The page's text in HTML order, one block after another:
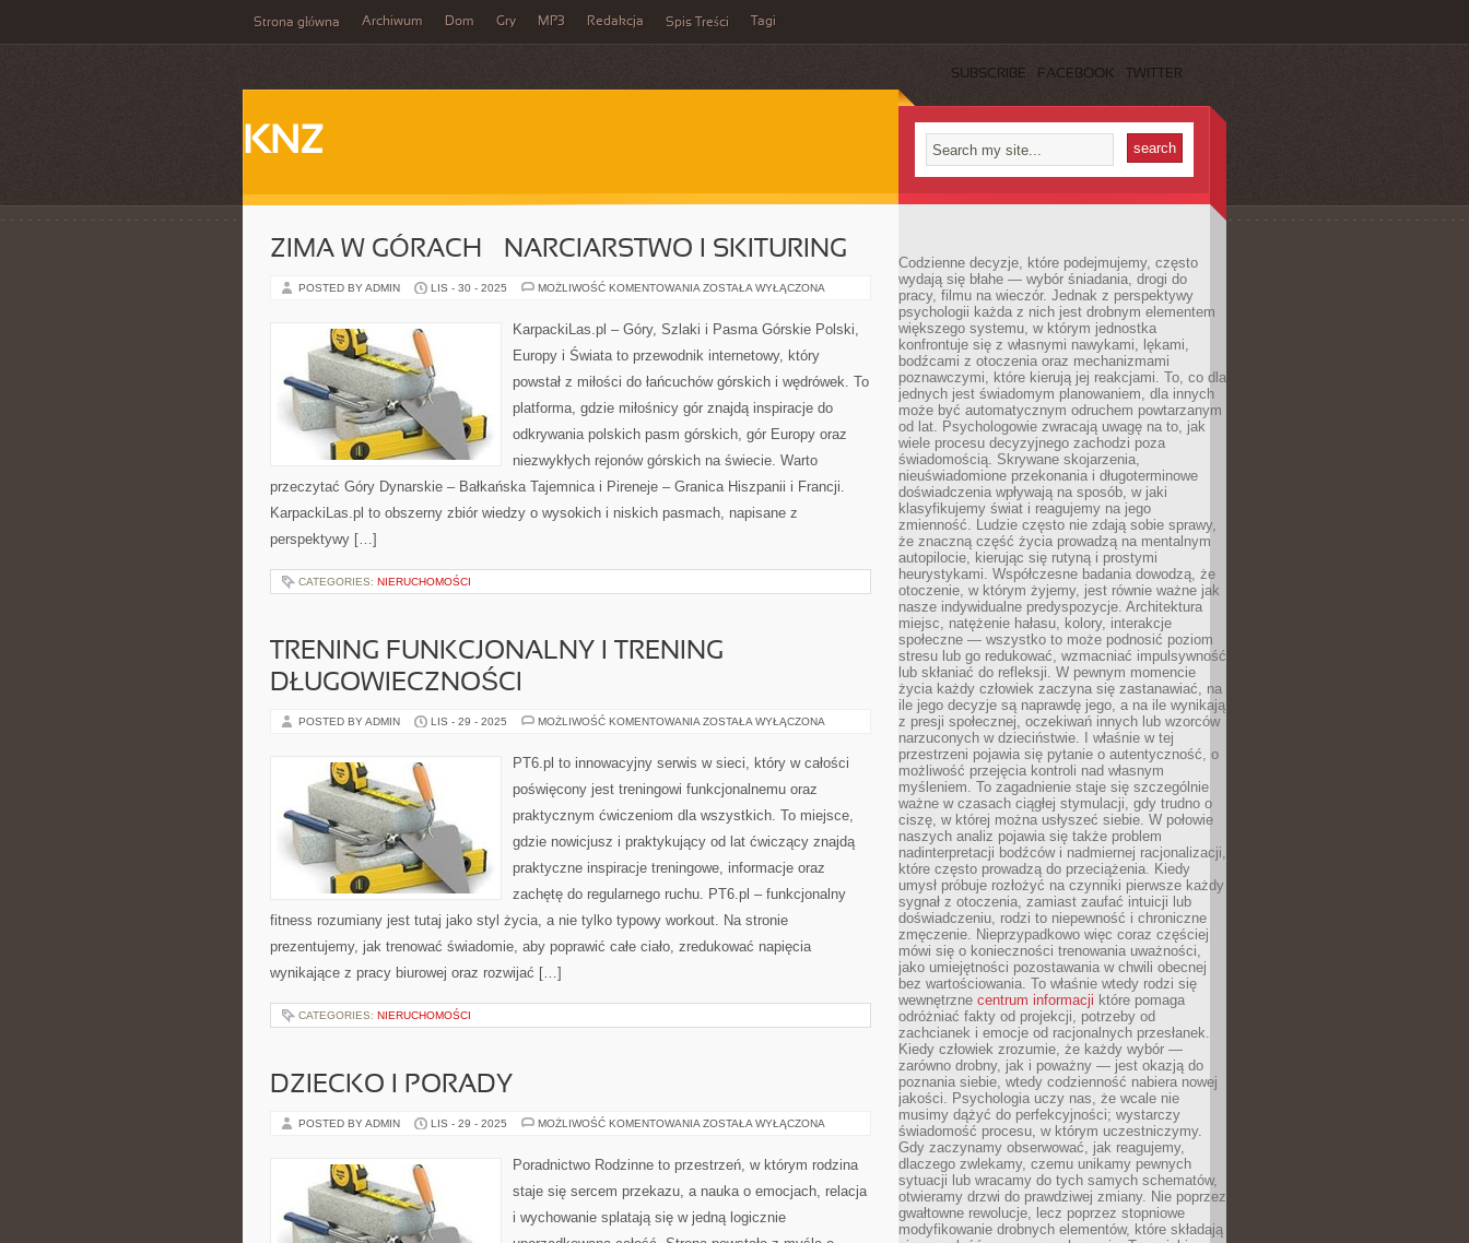
Strona główna Archiwum Dom Gry MP3 Redakcja Spis Treści Tagi
SUBSCRIBE FACEBOOK TWITTER
KNZ
ZIMA W GÓRACH – NARCIARSTWO I SKITURING
POSTED BY ADMIN LIS - 30 - 2025 MOŻLIWOŚĆ KOMENTOWANIA ZIMA
–
NARCIARSTWO
SKITURING
ZOSTAŁA WYŁĄCZONA
KarpackiLas.pl – Góry, Szlaki i Pasma Górskie Polski,
Europy i Świata to przewodnik internetowy, który
powstał z miłości do łańcuchów górskich i wędrówek. To
platforma, gdzie miłośnicy gór znajdą inspiracje do
odkrywania polskich pasm górskich, gór Europy oraz
niezwykłych rejonów górskich na świecie. Warto
przeczytać Góry Dynarskie – Bałkańska Tajemnica i Pireneje – Granica Hiszpanii i Francji.
KarpackiLas.pl to obszerny zbiór wiedzy o wysokich i niskich pasmach, napisane z
perspektywy […]
CATEGORIES: NIERUCHOMOŚCI
TRENING FUNKCJONALNY I TRENING
DŁUGOWIECZNOŚCI
POSTED BY ADMIN LIS - 29 - 2025 MOŻLIWOŚĆ KOMENTOWANIA TRENING
TRENING
DŁUGOWIECZNOŚCI
ZOSTAŁA WYŁĄCZONA
PT6.pl to innowacyjny serwis w sieci, który w całości
poświęcony jest treningowi funkcjonalnemu oraz
praktycznym ćwiczeniom dla wszystkich. To miejsce,
gdzie nowicjusz i praktykujący od lat ćwiczący znajdą
praktyczne inspiracje treningowe, informacje oraz
zachętę do regularnego ruchu. PT6.pl – funkcjonalny
fitness rozumiany jest tutaj jako styl życia, a nie tylko typowy workout. Na stronie
prezentujemy, jak trenować świadomie, aby poprawić całe ciało, zredukować napięcia
wynikające z pracy biurowej oraz rozwijać […]
CATEGORIES: NIERUCHOMOŚCI
DZIECKO I PORADY
POSTED BY ADMIN LIS - 29 - 2025 MOŻLIWOŚĆ KOMENTOWANIA DZIECKO
ZOSTAŁA WYŁĄCZONA
Poradnictwo Rodzinne to przestrzeń, w którym rodzina
staje się sercem przekazu, a nauka o emocjach, relacja
i wychowanie splatają się w jedną logicznie
Codzienne decyzje, które podejmujemy, często
wydają się błahe — wybór śniadania, drogi do
pracy, filmu na wieczór. Jednak z perspektywy
psychologii każda z nich jest drobnym elementem
większego systemu, w którym jednostka
konfrontuje się z własnymi nawykami, lękami,
bodźcami z otoczenia oraz mechanizmami
poznawczymi, które kierują jej reakcjami. To, co dla
jednych jest świadomym planowaniem, dla innych
może być automatycznym odruchem powtarzanym
od lat. Psychologowie zwracają uwagę na to, jak
wiele procesu decyzyjnego zachodzi poza
świadomością. Skrywane skojarzenia,
nieuświadomione przekonania i długoterminowe
doświadczenia wpływają na sposób, w jaki
klasyfikujemy świat i reagujemy na jego
zmienność. Ludzie często nie zdają sobie sprawy,
że znaczną część życia prowadzą na mentalnym
autopilocie, kierując się rutyną i prostymi
heurystykami. Współczesne badania dowodzą, że
otoczenie, w którym żyjemy, jest równie ważne jak
nasze indywidualne predyspozycje. Architektura
miejsc, natężenie hałasu, kolory, interakcje
społeczne — wszystko to może podnosić poziom
stresu lub go redukować, wzmacniać impulsywność
lub skłaniać do refleksji. W pewnym momencie
życia każdy człowiek zaczyna się zastanawiać, na
ile jego decyzje są naprawdę jego, a na ile wynikają
z presji społecznej, oczekiwań innych lub wzorców
narzuconych w dzieciństwie. I właśnie w tej
przestrzeni pojawia się pytanie o autentyczność, o
możliwość przejęcia kontroli nad własnym
myśleniem. To zagadnienie staje się szczególnie
ważne w czasach ciągłej stymulacji, gdy trudno o
ciszę, w której można usłyszeć siebie. W połowie
naszych analiz pojawia się także problem
nadinterpretacji bodźców i nadmiernej racjonalizacji,
które często prowadzą do przeciążenia. Kiedy
umysł próbuje rozłożyć na czynniki pierwsze każdy
sygnał z otoczenia, zamiast zaufać intuicji lub
doświadczeniu, rodzi to niepewność i chroniczne
zmęczenie. Nieprzypadkowo więc coraz częściej
mówi się o konieczności trenowania uważności,
jako umiejętności pozostawania w chwili obecnej
bez wartościowania. To właśnie wtedy rodzi się
wewnętrzne centrum informacji które pomaga
odróżniać fakty od projekcji, potrzeby od
zachcianek i emocje od racjonalnych przesłanek.
Kiedy człowiek zrozumie, że każdy wybór —
zarówno drobny, jak i poważny — jest okazją do
poznania siebie, wtedy codzienność nabiera nowej
jakości. Psychologia uczy nas, że wcale nie
musimy dążyć do perfekcyjności; wystarczy
świadomość procesu, w którym uczestniczymy.
Gdy zaczynamy obserwować, jak reagujemy,
dlaczego zwlekamy, czemu unikamy pewnych
sytuacji lub wracamy do tych samych schematów,
otwieramy drzwi do prawdziwej zmiany. Nie poprzez
gwałtowne rewolucje, lecz poprzez stopniowe
modyfikowanie drobnych elementów, które składają